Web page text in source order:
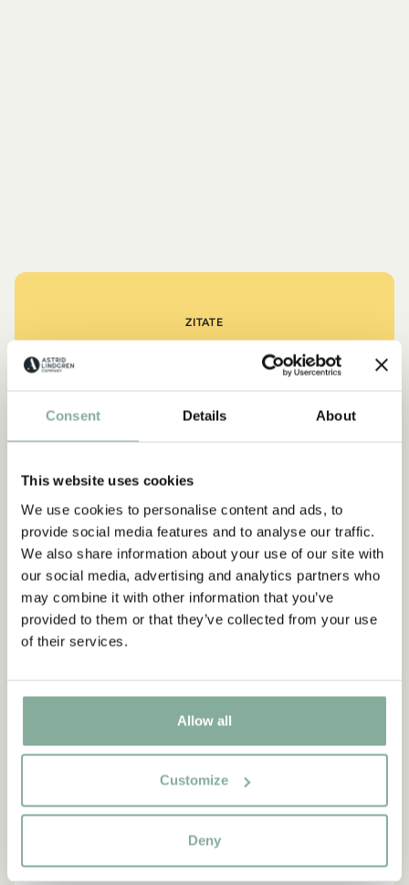
Consent Details About
This website uses cookies
We use cookies to personalise content and ads, to
provide social media features and to analyse our traffic.
We also share information about your use of our site with
our social media, advertising and analytics partners who
may combine it with other information that you’ve
provided to them or that they’ve collected from your use
of their services.
Allow all
Customize
Deny
ZITATE
„Wer stark ist, muss auch gut
DIE PIPPI-LANGSTRUMPF-SAMMLUNG